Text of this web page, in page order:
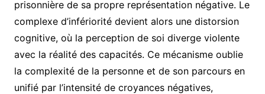
prisonnière de sa propre représentation négative. Le
complexe d’infériorité devient alors une distorsion
cognitive, où la perception de soi diverge violente
avec la réalité des capacités. Ce mécanisme oublie
la complexité de la personne et de son parcours en
unifié par l’intensité de croyances négatives,